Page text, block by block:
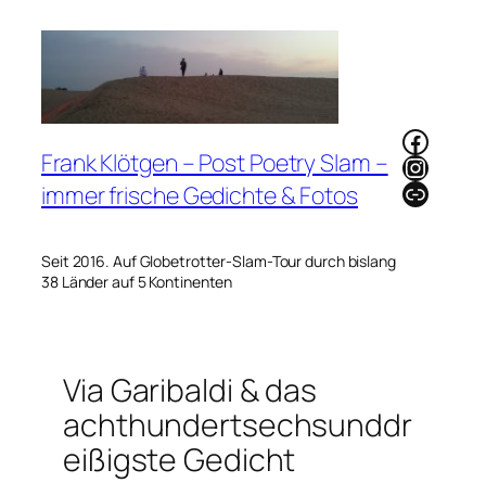
Frank Klötgen – Post Poetry Slam –
immer frische Gedichte & Fotos
Seit 2016. Auf Globetrotter-Slam-Tour durch bislang
38 Länder auf 5 Kontinenten
Link
Via Garibaldi & das
achthundertsechsunddr
eißigste Gedicht